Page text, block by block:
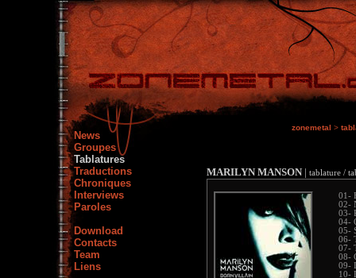
News
Groupes
Tablatures
Traductions
Chroniques
Interviews
Paroles
Download
Contacts
Team
Liens
zonemetal >
MARILYN MANSON | tablature /
01-
02-
03-
04-
05-
06-
07-
08-
09-
10-